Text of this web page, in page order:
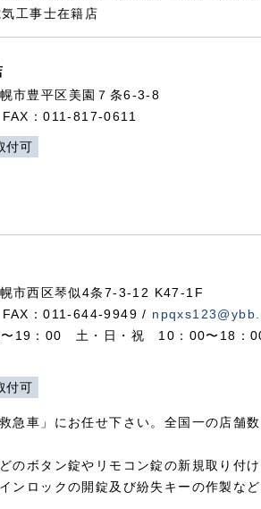
工事士在籍店
市豊平区美園７条6-3-8
：011-817-0611
付可
市西区琴似4条7-3-12 K47-1F
：011-644-9949 /
〜19：00 土・日・祝 10：00〜18：
付可
急車」にお任せ下さい。全国一の店舗
のボタン錠やリモコン錠の新規取り付
ンロックの開錠及び紛失キーの作製な